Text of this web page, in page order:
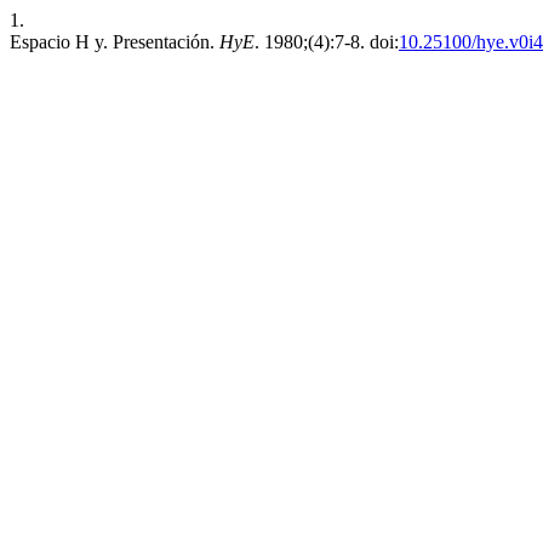
1.
Espacio H y. Presentación. HyE. 1980;(4):7-8. doi:10.25100/